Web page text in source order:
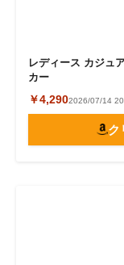
レディース カジュ
カー
￥4,2902026/07/14
ク